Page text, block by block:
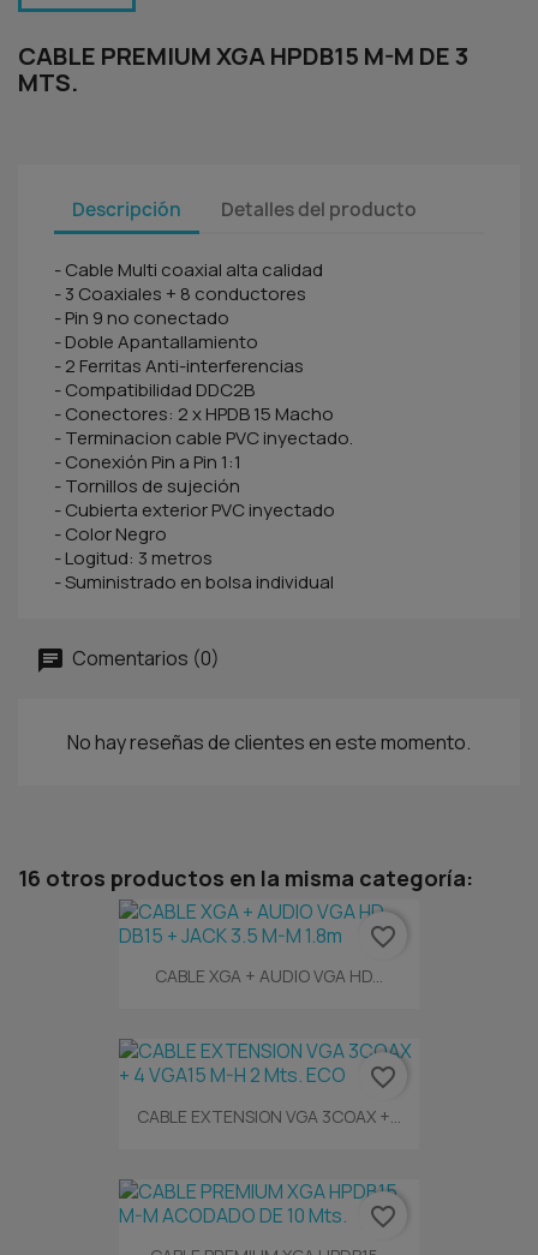
CABLE PREMIUM XGA HPDB15 M-M DE 3
MTS.
Descripción Detalles del producto
- Cable Multi coaxial alta calidad
- 3 Coaxiales + 8 conductores
- Pin 9 no conectado
- Doble Apantallamiento
- 2 Ferritas Anti-interferencias
- Compatibilidad DDC2B
- Conectores: 2 x HPDB 15 Macho
- Terminacion cable PVC inyectado.
- Conexión Pin a Pin 1:1
- Tornillos de sujeción
- Cubierta exterior PVC inyectado
- Color Negro
- Logitud: 3 metros
- Suministrado en bolsa individual
Comentarios (0)
No hay reseñas de clientes en este momento.
16 otros productos en la misma categoría:
CABLE XGA + AUDIO VGA HD...
favorite_border
CABLE EXTENSION VGA 3COAX +...
favorite_border
favorite_border